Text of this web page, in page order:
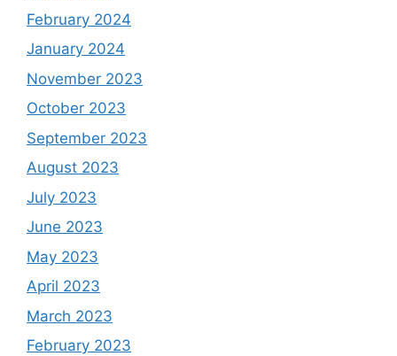
February 2024
January 2024
November 2023
October 2023
September 2023
August 2023
July 2023
June 2023
May 2023
April 2023
March 2023
February 2023